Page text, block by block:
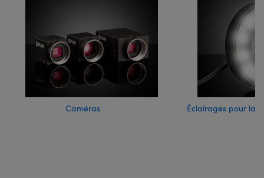
Caméras Éclairages pour la